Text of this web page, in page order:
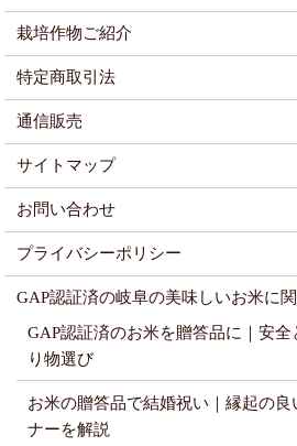
栽培作物ご紹介
特定商取引法
通信販売
サイトマップ
お問い合わせ
プライバシーポリシー
GAP認証済の岐阜の美味しいお米に
GAP認証済のお米を贈答品に｜安
り物選び
お米の贈答品で結婚祝い｜縁起の
ナーを解説